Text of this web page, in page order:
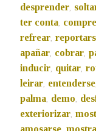
desprender,
ter conta,
refrear,
apañar, cobrar,
inducir, quitar,
leirar, entenderse,
palma, demo,
exteriorizar,